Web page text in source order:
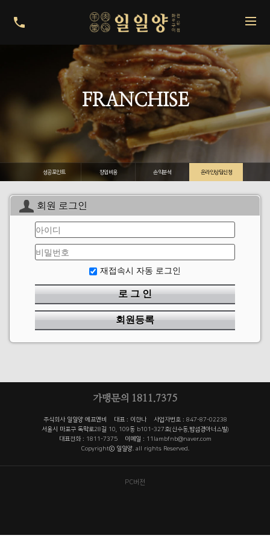
FRANCHISE
성공포인트 창업비용 손익분석 온라인상담신청
회원 로그인
재접속시 자동 로그인
로 그 인
회원등록
가맹문의 1811.7375
주식회사 일일양 에프엔비 대표 : 이한나 사업자번호 : 847-87-02238
서울시 마포구 독막로28길 10, 109동 b101-327호(신수동,밤섬경아너스빌)
대표전화 : 1811-7375 이메일 : 11lambfnb@naver.com
Copyrightⓒ 일일양. all rights Reserved.
PC버전